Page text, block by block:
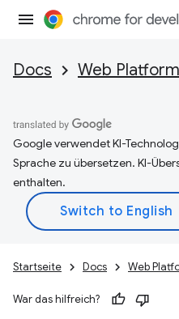
Docs Web Platform
Google verwendet KI-
Sprache zu übersetzen. KI-
enthalten.
Startseite Docs Web
War das hilfreich?